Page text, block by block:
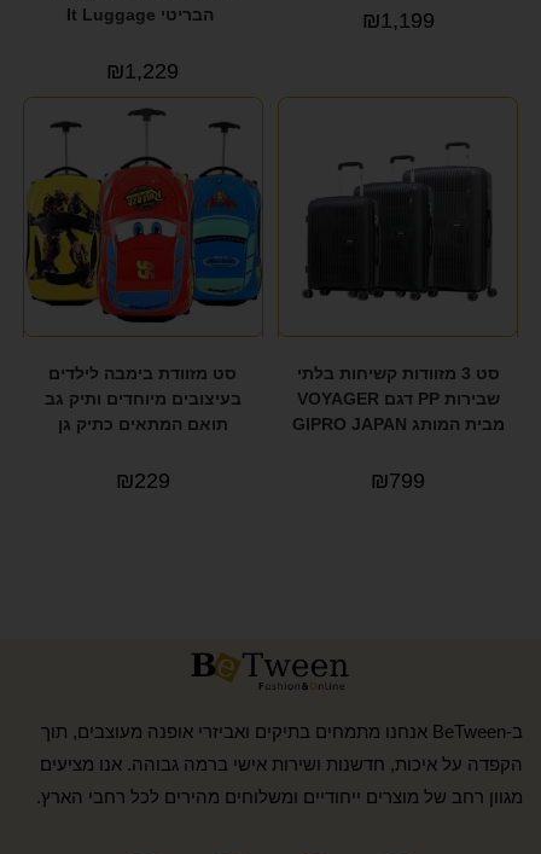
₪1,199
הבריטי It Luggage
₪1,229
סט 3 מזוודות קשיחות בלתי
שבירות PP דגם VOYAGER
מבית המותג GIPRO JAPAN
₪799
סט מזוודת בימבה לילדים
בעיצובים מיוחדים ותיק גב
תואם המתאים כתיק גן
₪229
ב-BeTween אנחנו מתמחים בתיקים ואביזרי אופנה מעוצבים, תוך
הקפדה על איכות, חדשנות ושירות אישי ברמה גבוהה. אנו מציעים
מגוון רחב של מוצרים ייחודיים ומשלוחים מהירים לכל רחבי הארץ.